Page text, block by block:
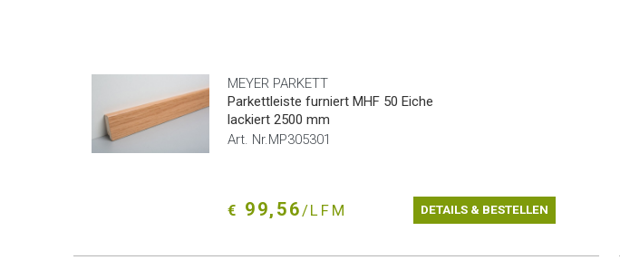
MEYER PARKETT
Parkettleiste furniert MHF 50 Eiche
lackiert 2500 mm
Art. Nr.MP305301
€ 99,56 /LFM DETAILS & BESTELLEN